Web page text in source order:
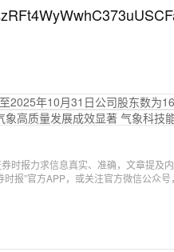
至2025年10月31日公司股东数为
象高质量发展成效显著 气象科
时报力求信息真实、准确，文章提及
时报”官方APP，或关注官方微信公众